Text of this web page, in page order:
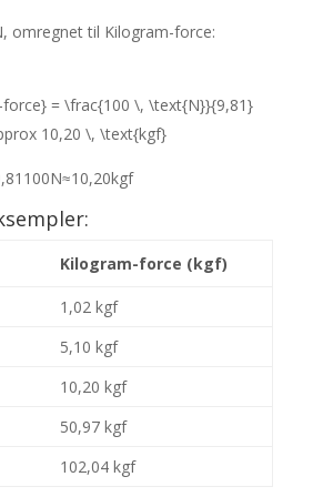
omregnet til Kilogram-force:
= \frac{100 \, \text{N}}{9,81}
10,20 \, \text{kgf}
,81 100N≈10,20kgf
Kilogram-force (kgf)
1,02 kgf
5,10 kgf
10,20 kgf
50,97 kgf
102,04 kgf